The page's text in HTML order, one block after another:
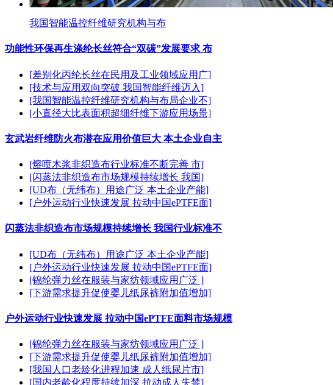
我国智能温控纤维研究机构与布
功能性环保再生涤纶长丝符合“双碳”发展要求 布
[差别化丙纶长丝在民用及工业领域应用广]
[技术与应用双向突破 我国智能纤维迈入]
[我国智能温控纤维研究机构与布局企业不]
[小直径大比表面积超细纤维下游应用场景]
玄武岩纤维防火布潜在应用价值巨大 本土企业自主
[熔喷木浆非织造布行业标准不断完善 市]
[闪蒸法非织造布市场规模持续增长 我国]
[UD布（无纬布）用途广泛 本土企业产能]
[户外运动行业快速发展 拉动中国ePTFE面]
闪蒸法非织造布市场规模持续增长 我国行业标准不
[UD布（无纬布）用途广泛 本土企业产能]
[户外运动行业快速发展 拉动中国ePTFE面]
[锦纶弹力丝在服装与家纺领域应用广泛 ]
[下游需求提升促使婴儿纸尿裤附加值增加]
户外运动行业快速发展 拉动中国ePTFE面料市场规模
[锦纶弹力丝在服装与家纺领域应用广泛 ]
[下游需求提升促使婴儿纸尿裤附加值增加]
[我国人口老龄化进程加速 成人纸尿片市]
[国内老龄化程度持续加深 拉动成人失禁]